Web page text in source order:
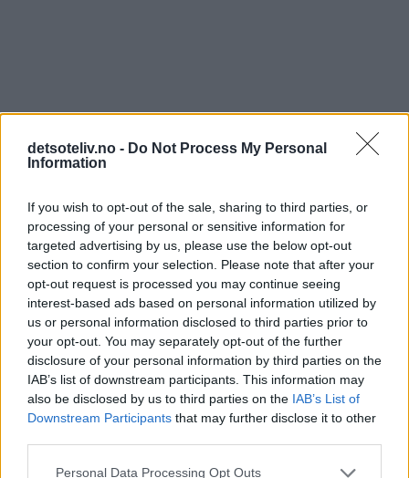
detsoteliv.no - Do Not Process My Personal
Information
If you wish to opt-out of the sale, sharing to third parties, or
processing of your personal or sensitive information for
targeted advertising by us, please use the below opt-out
section to confirm your selection. Please note that after your
opt-out request is processed you may continue seeing
interest-based ads based on personal information utilized by
us or personal information disclosed to third parties prior to
your opt-out. You may separately opt-out of the further
disclosure of your personal information by third parties on the
IAB’s list of downstream participants. This information may
also be disclosed by us to third parties on the IAB’s List of
Downstream Participants that may further disclose it to other
Personal Data Processing Opt Outs
print
Crumble aux myrtilles (Fransk smuldrepai med
blåbær)